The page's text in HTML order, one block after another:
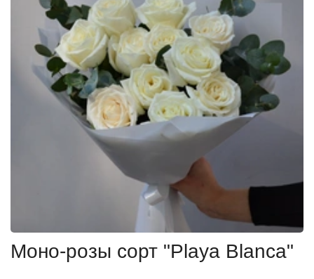
Моно-розы сорт "Playa Blanca"